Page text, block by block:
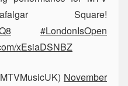
Square!
#LondonIsOpen
xEsiaDSNBZ
November